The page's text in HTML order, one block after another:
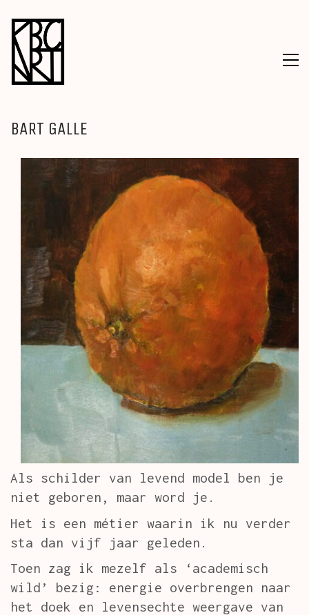
BART GALLE
Als schilder van levend model ben je
niet geboren, maar word je.
Het is een métier waarin ik nu verder
sta dan vijf jaar geleden.
Toen zag ik mezelf als ‘academisch
wild’ bezig: energie overbrengen naar
het doek en levensechte weergave van